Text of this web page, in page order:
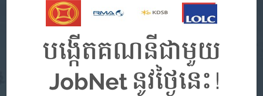
Continue with Google
Continue with Facebook
沒有帳戶？登记